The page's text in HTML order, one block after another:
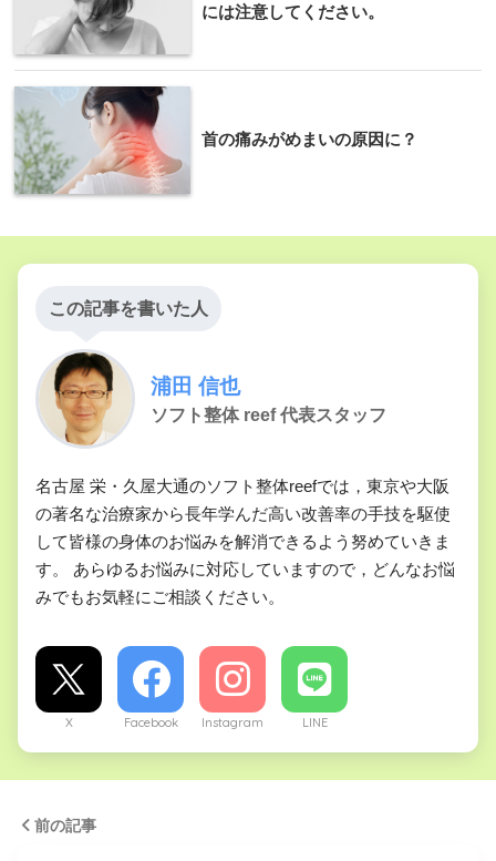
には注意してください。
首の痛みがめまいの原因に？
この記事を書いた人
浦田 信也
ソフト整体 reef 代表スタッフ
名古屋 栄・久屋大通のソフト整体reefでは，東京や大阪
の著名な治療家から長年学んだ高い改善率の手技を駆使
して皆様の身体のお悩みを解消できるよう努めていきま
す。 あらゆるお悩みに対応していますので，どんなお悩
みでもお気軽にご相談ください。
X Facebook Instagram LINE
前の記事